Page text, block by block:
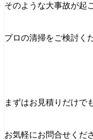
そのような大事故が起
プロの清掃をご検討く
まずはお見積りだけで
お気軽にお問合せくだ